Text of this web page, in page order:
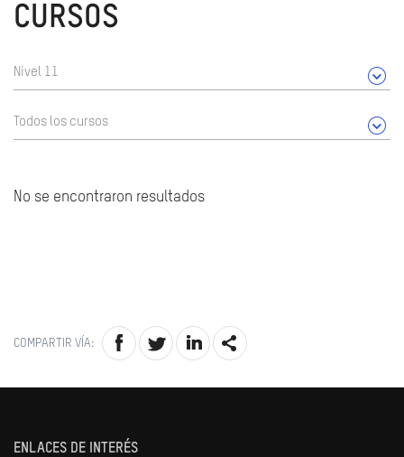
CURSOS
Nivel 11
Todos los cursos
No se encontraron resultados
COMPARTIR VÍA:
ENLACES DE INTERÉS